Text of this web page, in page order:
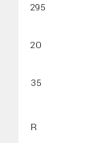
295
20
35
R